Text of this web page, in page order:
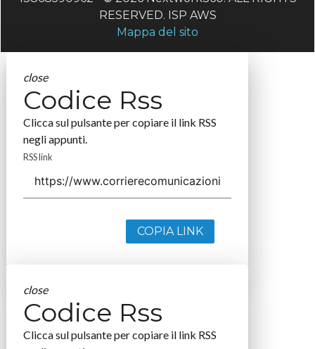
RESERVED. ISP AWS
Mappa del sito
close
Codice Rss
Clicca sul pulsante per copiare il link RSS
negli appunti.
RSS link
COPIA LINK
close
Codice Rss
Clicca sul pulsante per copiare il link RSS